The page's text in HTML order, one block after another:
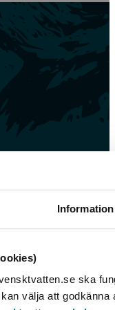
Information
ska
välja att
order by email:
VAT-number.
Vatten.
Vattens